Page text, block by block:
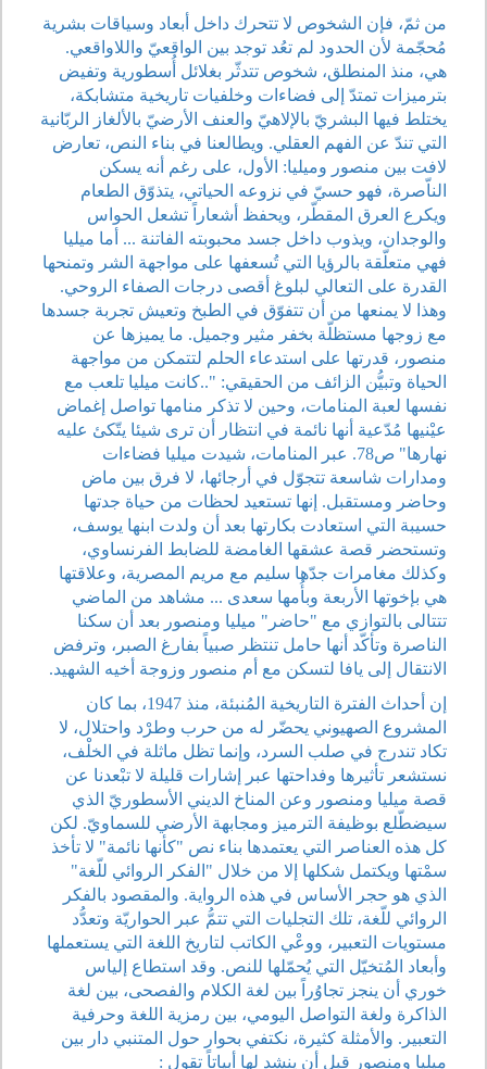
من ثمّ، فإن الشخوص لا تتحرك داخل أبعاد وسياقات بشرية
مُحجّمة لأن الحدود لم تعُد توجد بين الواقعيّ واللاواقعي.
هي، منذ المنطلق، شخوص تتدثّر بغلائل أُسطورية وتفيض
بترميزات تمتدّ إلى فضاءات وخلفيات تاريخية متشابكة،
يختلط فيها البشريّ بالإلاهيّ والعنف الأرضيّ بالألغاز الربّانية
التي تندّ عن الفهم العقلي. ويطالعنا في بناء النص، تعارض
لافت بين منصور وميليا: الأول، على رغم أنه يسكن
الناّصرة، فهو حسيّ في نزوعه الحياتي، يتذوّق الطعام
ويكرع العرق المقطّر، ويحفظ أشعاراً تشعل الحواس
والوجدان، ويذوب داخل جسد محبوبته الفاتنة ... أما ميليا
فهي متعلّقة بالرؤيا التي تُسعفها على مواجهة الشر وتمنحها
القدرة على التعالي لبلوغ أقصى درجات الصفاء الروحي.
وهذا لا يمنعها من أن تتفوّق في الطبخ وتعيش تجربة جسدها
مع زوجها مستظلّة بخفر مثير وجميل. ما يميزها عن
منصور، قدرتها على استدعاء الحلم لتتمكن من مواجهة
الحياة وتبيُّن الزائف من الحقيقي: "..كانت ميليا تلعب مع
نفسها لعبة المنامات، وحين لا تذكر منامها تواصل إغماض
عيْنيها مُدّعية أنها نائمة في انتظار أن ترى شيئا يتّكئ عليه
نهارها" ص78. عبر المنامات، شيدت ميليا فضاءات
ومدارات شاسعة تتجوّل في أرجائها، لا فرق بين ماض
وحاضر ومستقبل. إنها تستعيد لحظات من حياة جدتها
حسيبة التي استعادت بكارتها بعد أن ولدت ابنها يوسف،
وتستحضر قصة عشقها الغامضة للضابط الفرنساوي،
وكذلك مغامرات جدّها سليم مع مريم المصرية، وعلاقتها
هي بإخوتها الأربعة وبأُمها سعدى ... مشاهد من الماضي
تتتالى بالتوازي مع "حاضر" ميليا ومنصور بعد أن سكنا
الناصرة وتأكّد أنها حامل تنتظر صبياً بفارغ الصبر، وترفض
الانتقال إلى يافا لتسكن مع أم منصور وزوجة أخيه الشهيد.
إن أحداث الفترة التاريخية المُنبئة، منذ 1947، بما كان
المشروع الصهيوني يحضّر له من حرب وطرْد واحتلال، لا
تكاد تندرج في صلب السرد، وإنما تظل ماثلة في الخلْف،
نستشعر تأثيرها وفداحتها عبر إشارات قليلة لا تبْعدنا عن
قصة ميليا ومنصور وعن المناخ الديني الأسطوريّ الذي
سيضطّلع بوظيفة الترميز ومجابهة الأرضي للسماويّ. لكن
كل هذه العناصر التي يعتمدها بناء نص "كأنها نائمة" لا تأخذ
سمْتها ويكتمل شكلها إلا من خلال "الفكر الروائي للّغة"
الذي هو حجر الأساس في هذه الرواية. والمقصود بالفكر
الروائي للّغة، تلك التجليات التي تتمُّ عبر الحواريّة وتعدُّد
مستويات التعبير، ووعْي الكاتب لتاريخ اللغة التي يستعملها
وأبعاد المُتخيّل التي يُحمّلها للنص. وقد استطاع إلياس
خوري أن ينجز تجاوُراً بين لغة الكلام والفصحى، بين لغة
الذاكرة ولغة التواصل اليومي، بين رمزية اللغة وحرفية
التعبير. والأمثلة كثيرة، نكتفي بحوار حول المتنبي دار بين
ميليا ومنصور قبل أن ينشد لها أبياتاً تقول :